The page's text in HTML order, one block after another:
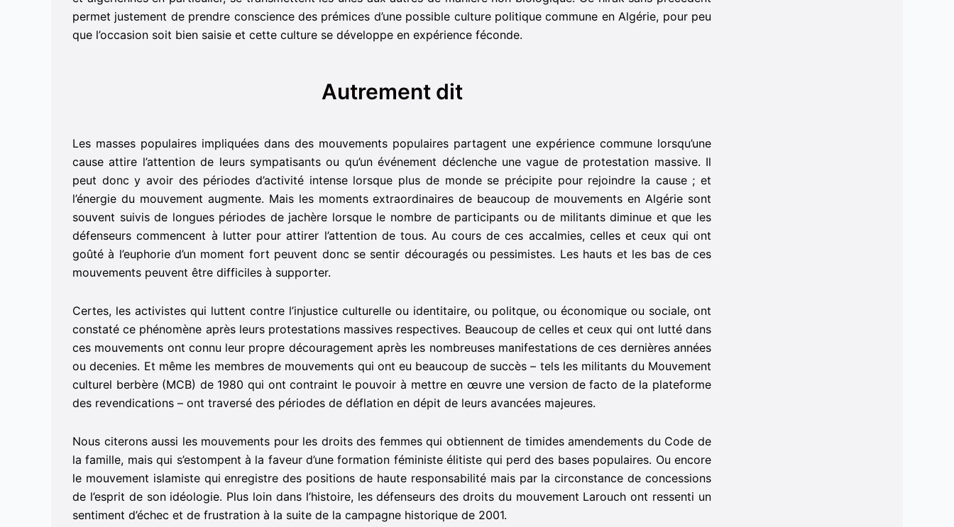
permet justement de prendre conscience des prémices d’une possible culture politique commune en Algérie, pour peu
que l’occasion soit bien saisie et cette culture se développe en expérience féconde.
Autrement dit
Les masses populaires impliquées dans des mouvements populaires partagent une expérience commune lorsqu’une
cause attire l’attention de leurs sympatisants ou qu’un événement déclenche une vague de protestation massive. Il
peut donc y avoir des périodes d’activité intense lorsque plus de monde se précipite pour rejoindre la cause ; et
l’énergie du mouvement augmente. Mais les moments extraordinaires de beaucoup de mouvements en Algérie sont
souvent suivis de longues périodes de jachère lorsque le nombre de participants ou de militants diminue et que les
défenseurs commencent à lutter pour attirer l’attention de tous. Au cours de ces accalmies, celles et ceux qui ont
goûté à l’euphorie d’un moment fort peuvent donc se sentir découragés ou pessimistes. Les hauts et les bas de ces
mouvements peuvent être difficiles à supporter.
Certes, les activistes qui luttent contre l’injustice culturelle ou identitaire, ou politque, ou économique ou sociale, ont
constaté ce phénomène après leurs protestations massives respectives. Beaucoup de celles et ceux qui ont lutté dans
ces mouvements ont connu leur propre découragement après les nombreuses manifestations de ces dernières années
ou decenies. Et même les membres de mouvements qui ont eu beaucoup de succès – tels les militants du Mouvement
culturel berbère (MCB) de 1980 qui ont contraint le pouvoir à mettre en œuvre une version de facto de la plateforme
des revendications – ont traversé des périodes de déflation en dépit de leurs avancées majeures.
Nous citerons aussi les mouvements pour les droits des femmes qui obtiennent de timides amendements du Code de
la famille, mais qui s’estompent à la faveur d’une formation féministe élitiste qui perd des bases populaires. Ou encore
le mouvement islamiste qui enregistre des positions de haute responsabilité mais par la circonstance de concessions
de l’esprit de son idéologie. Plus loin dans l’histoire, les défenseurs des droits du mouvement Larouch ont ressenti un
sentiment d’échec et de frustration à la suite de la campagne historique de 2001.